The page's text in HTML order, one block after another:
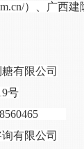
）、广西建
有限公司
号
有限公司